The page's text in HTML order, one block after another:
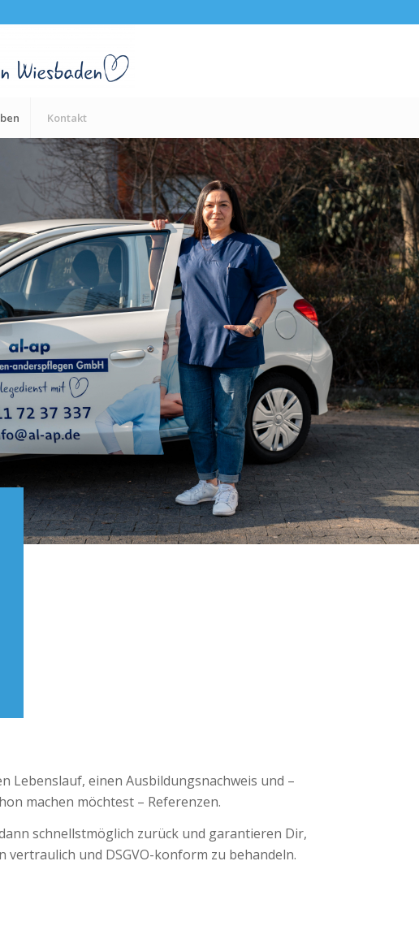
Kontakt
Lebenslauf, einen Ausbildungsnachweis und –
machen möchtest – Referenzen.
schnellstmöglich zurück und garantieren Dir,
vertraulich und DSGVO-konform zu behandeln.